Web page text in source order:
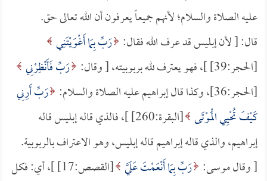
عليه الصلاة والسلام؛ لأنهم جميعاً يعرفون أن الله تعالى حق.
قال: [ لأن إبليس قد عرف الله فقال: رَبِّ بِمَا أَغْوَيْتَنِي
[الحجر:39] ]، فهو يعترف لله بربوبيته، [ وقال:
رَبِّ فَأَنْظِرْنِي
[الحجر:36]، وكذا قال إبراهيم عليه الصلاة والسلام:
رَبِّ أَرِنِي
كَيْفَ تُحْيِي الْمَوْتَى
[البقرة:260] ]، فالذي قاله إبليس قاله
إبراهيم، والذي قاله إبراهيم قاله إبليس، وهو الاعتراف بالربوبية.
[ وقال موسى: رَبِّ بِمَا أَنْعَمْتَ عَلَيَّ
[القصص:17] ]، أي: فكل